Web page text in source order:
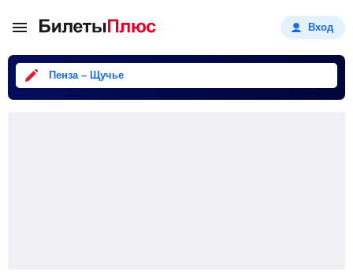
Вход
Пенза – Щучье